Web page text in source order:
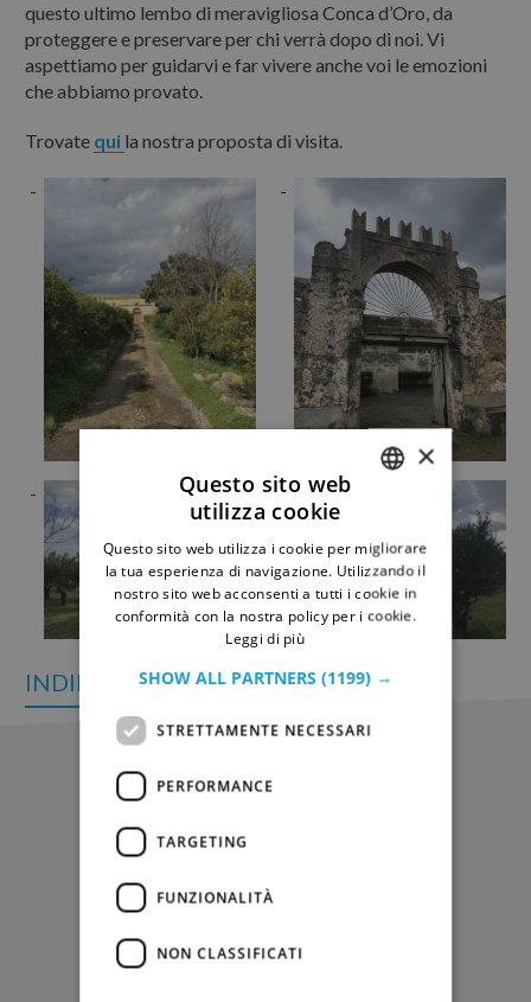
questo ultimo lembo di meravigliosa Conca d’Oro, da
proteggere e preservare per chi verrà dopo di noi. Vi
aspettiamo per guidarvi e far vivere anche voi le emozioni
che abbiamo provato.
Trovate qui la nostra proposta di visita.
INDIETRO
Altre News
GERMAN
×
Questo sito web
utilizza cookie
Questo sito web utilizza i cookie per migliorare
la tua esperienza di navigazione. Utilizzando il
nostro sito web acconsenti a tutti i cookie in
conformità con la nostra policy per i cookie.
Leggi di più
SHOW ALL PARTNERS (1199) →
STRETTAMENTE NECESSARI
PERFORMANCE
TARGETING
FUNZIONALITÀ
NON CLASSIFICATI